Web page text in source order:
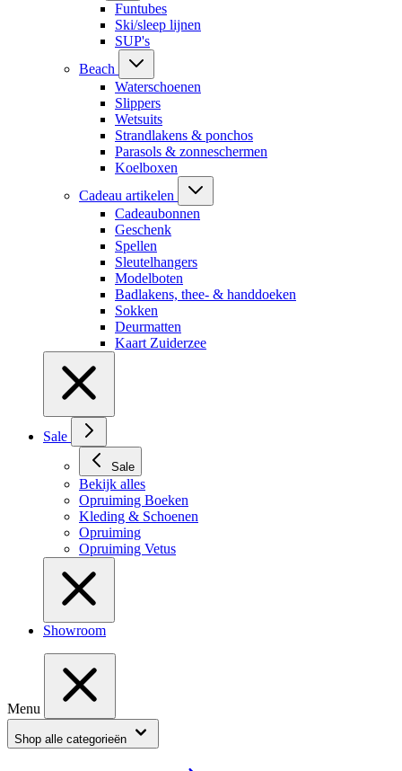
Funtubes
Ski/sleep lijnen
SUP's
Beach
Waterschoenen
Slippers
Wetsuits
Strandlakens & ponchos
Parasols & zonneschermen
Koelboxen
Cadeau artikelen
Cadeaubonnen
Geschenk
Spellen
Sleutelhangers
Modelboten
Badlakens, thee- & handdoeken
Sokken
Deurmatten
Kaart Zuiderzee
Sale
Sale
Bekijk alles
Opruiming Boeken
Kleding & Schoenen
Opruiming
Opruiming Vetus
Showroom
Menu
Shop alle categorieën